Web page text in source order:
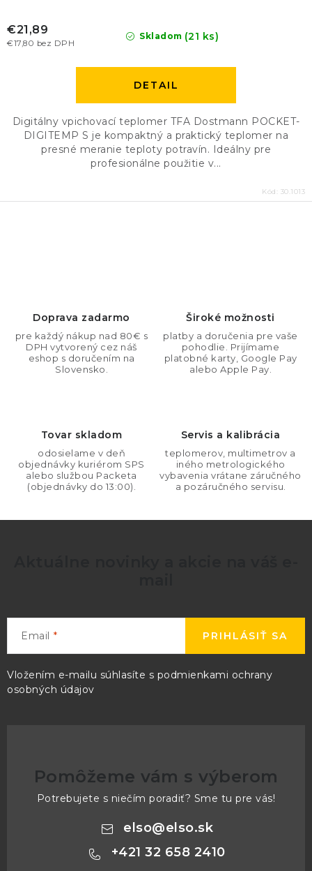
Skladom (21 ks)
€17,80 bez DPH
€21,89
DETAIL
Digitálny vpichovací teplomer TFA Dostmann POCKET-
DIGITEMP S je kompaktný a praktický teplomer na
presné meranie teploty potravín. Ideálny pre
profesionálne použitie v...
Kód: 30.1013
ý
Doprava zadarmo
pre každý nákup nad 80€ s
DPH vytvorený cez náš
eshop s doručením na
Slovensko.
Široké možnosti
platby a doručenia pre vaše
pohodlie. Prijímame
platobné karty, Google Pay
alebo Apple Pay.
Tovar skladom
odosielame v deň
objednávky kuriérom SPS
alebo službou Packeta
(objednávky do 13:00).
Servis a kalibrácia
teplomerov, multimetrov a
iného metrologického
vybavenia vrátane záručného
a pozáručného servisu.
Email
Vložením e-mailu súhlasíte s podmienkami ochrany
osobných údajov
PRIHLÁSIŤ SA
Pomôžeme vám s výberom
Potrebujete s niečím poradiť? Sme tu pre vás!
elso@elso.sk
+421 32 658 2410